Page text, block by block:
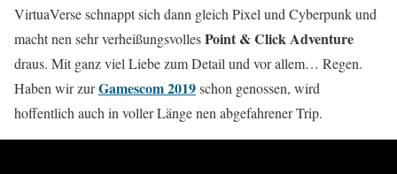
VirtuaVerse schnappt sich dann gleich Pixel und Cyberpunk und
macht nen sehr verheißungsvollesPoint & Click Adventure
draus. Mit ganz viel Liebe zum Detail und vor allem… Regen.
Haben wir zurGamescom 2019schon genossen, wird
hoffentlich auch in voller Länge nen abgefahrener Trip.